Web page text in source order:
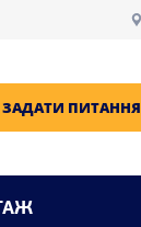
ЗАДАТИ ПИТАННЯ